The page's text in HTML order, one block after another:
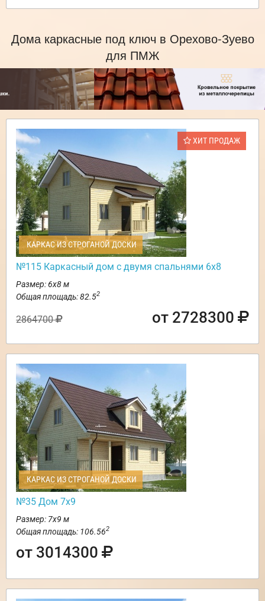
Дома каркасные под ключ в Орехово-Зуево
для ПМЖ
ХИТ ПРОДАЖ
КАРКАС ИЗ СТРОГАНОЙ ДОСКИ
№115 Каркасный дом с двумя спальнями 6х8
Размер: 6х8 м
Общая площадь: 82.52
2864700 от 2728300
КАРКАС ИЗ СТРОГАНОЙ ДОСКИ
№35 Дом 7х9
Размер: 7х9 м
Общая площадь: 106.562
от 3014300